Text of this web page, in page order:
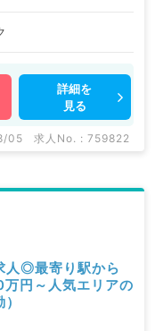
詳細を
見る
05 求人No. : 759822
人◎最寄り駅から
円～人気エリアの